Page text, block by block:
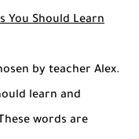
You Should Learn
by teacher Alex.
learn and
words are